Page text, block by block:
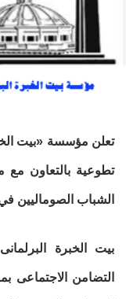
تعلن مؤسسة «بيت
تطوعية بالتعاون
الشباب الصوماليين
بيت الخبرة
التضامن الاجتماعى